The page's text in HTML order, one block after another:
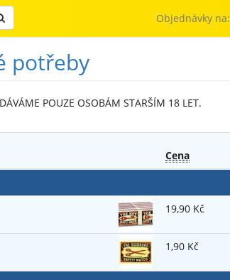
Objednávky na:
potřeby
POUZE OSOBÁM STARŠÍM 18 LET.
Cena
19,90 Kč
1,90 Kč